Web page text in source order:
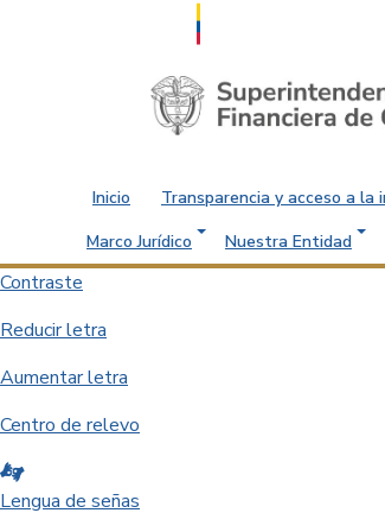
Saltar al contenido principal
Inicio Transparencia y acceso a la
Marco Jurídico
Nuestra Entidad
Contraste
Reducir letra
Aumentar letra
Centro de relevo
Lengua de señas